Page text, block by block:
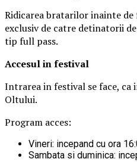
Ridicarea bratarilor inainte de
exclusiv de catre detinatorii
tip full pass.
Accesul in festival
Intrarea in festival se face, ca
Oltului.
Program acces:
Vineri: incepand cu ora
Sambata si duminica: